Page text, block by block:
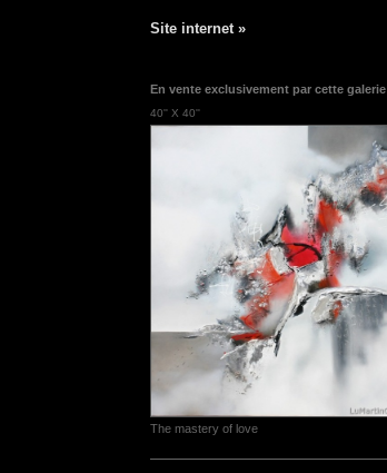
Site internet »
En vente exclusivement par cette galerie
40'' X 40''
The mastery of love